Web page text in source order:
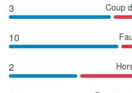
3 Coup
10
2